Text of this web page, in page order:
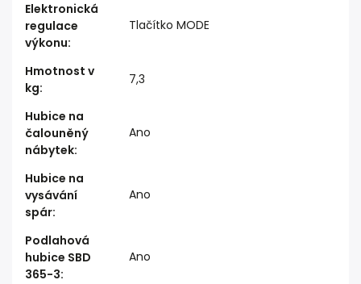
Elektronická
regulace
výkonu:
Tlačítko MODE
Hmotnost v
kg:
7,3
Hubice na
čalouněný
nábytek:
Ano
Hubice na
vysávání
spár:
Ano
Podlahová
hubice SBD
365-3:
Ano